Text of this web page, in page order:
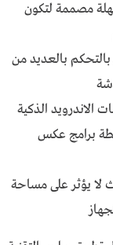
مصممة لتكون
بالعديد من
الذكية
برامج عكس
لا يؤثر على مساحة